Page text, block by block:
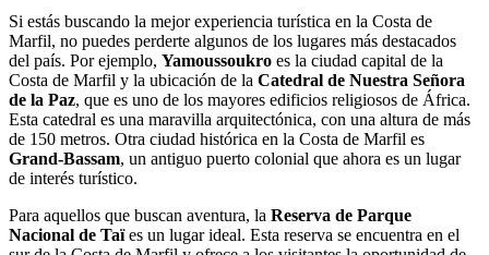
Si estás buscando la mejor experiencia turística en la Costa de
Marfil, no puedes perderte algunos de los lugares más destacados
del país. Por ejemplo, Yamoussoukro es la ciudad capital de la
Costa de Marfil y la ubicación de la Catedral de Nuestra Señora
de la Paz, que es uno de los mayores edificios religiosos de África.
Esta catedral es una maravilla arquitectónica, con una altura de más
de 150 metros. Otra ciudad histórica en la Costa de Marfil es
Grand-Bassam, un antiguo puerto colonial que ahora es un lugar
de interés turístico.
Para aquellos que buscan aventura, la Reserva de Parque
Nacional de Taïes un lugar ideal. Esta reserva se encuentra en el